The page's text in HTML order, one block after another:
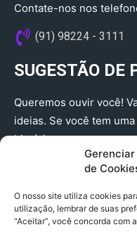
de
O nosso site utiliza cookies
utilização, lembrar de suas
“Aceitar”, você concorda com
Contate-nos nos
(91) 98224 - 3111
SUGESTÃO DE
Queremos ouvir você!
ideias. Se você tem
história que merece ser
(91) 98224 - 3111